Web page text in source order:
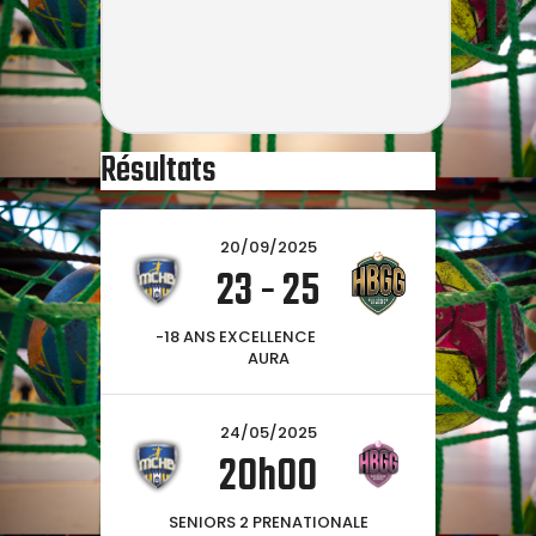
Résultats
20/09/2025
23-25
-18 ANS EXCELLENCE
AURA
24/05/2025
20h00
SENIORS 2 PRENATIONALE